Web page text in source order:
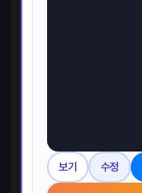
보기 수정